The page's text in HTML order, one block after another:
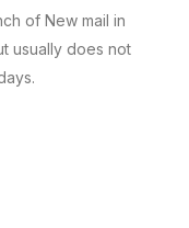
of New mail in
usually does not